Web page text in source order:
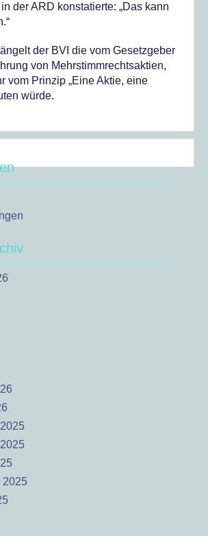
der ARD konstatierte: „Das kann
der BVI die vom Gesetzgeber
von Mehrstimmrechtsaktien,
vom Prinzip „Eine Aktie, eine
würde.
2025